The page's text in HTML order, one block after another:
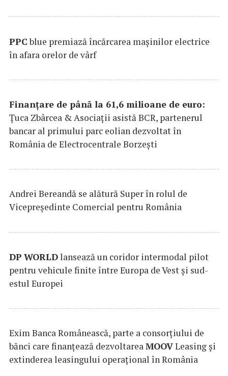
PPCblue premiază încărcarea maşinilor electrice
în afara orelor de vârf
Finanțare de până la 61,6 milioane de euro:
Țuca Zbârcea & Asociații asistă BCR, partenerul
bancar al primului parc eolian dezvoltat în
România de Electrocentrale Borzești
Andrei Bereandă se alătură Super în rolul de
Vicepreședinte Comercial pentru România
DP WORLDlansează un coridor intermodal pilot
pentru vehicule finite între Europa de Vest și sud-
estul Europei
Exim Banca Românească, parte a consorțiului de
bănci care finanțează dezvoltareaMOOVLeasing și
extinderea leasingului operațional în România